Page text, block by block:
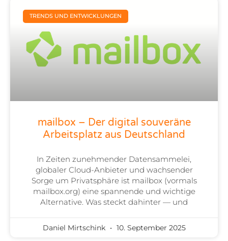
TRENDS UND ENTWICKLUNGEN
mailbox – Der digital souveräne
Arbeitsplatz aus Deutschland
In Zeiten zunehmender Datensammelei,
globaler Cloud-Anbieter und wachsender
Sorge um Privatsphäre ist mailbox (vormals
mailbox.org) eine spannende und wichtige
Alternative. Was steckt dahinter — und
Daniel Mirtschink 10. September 2025